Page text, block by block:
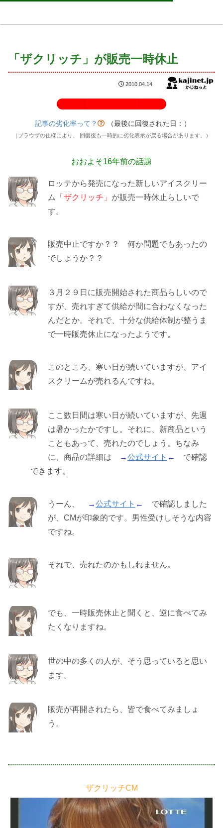
「ザクリッチ」が販売一時休止
2010.04.14
記事の劣化率って？ （最後に回復された日： ）
（ブラウザの仕様により、 回復後も一時的に劣化表示が戻る場合があります。）
おおよそ16年前の話題
ロッテから発売になった新しいアイスクリー
ム
「ザクリッチ」 が販売一時休止らしいで
す。
販売中止ですか？？ 何か問題でもあったの
でしょうか？？
３月２９日に販売開始された商品らしいので
すが、売れすぎて供給が間に合わなくなった
んだとか。それで、十分な供給体制が整うま
で一時販売休止になったようです。
このところ、寒い日が続いていますが、アイ
スクリームが売れるんですね。
ここ数日間は寒い日が続いていますが、先週
は暑かったかですし。それに、新商品という
こともあって、売れたのでしょう。ちなみ
に、商品の詳細は
→公式サイト ←
で確認
できます。
うーん、 →公式サイト ←
で確認しました
が、CMが印象的です。男性受けしそうな内容
ですね。
それで、売れたのかもしれません。
でも、一時販売休止と聞くと、逆に食べてみ
たくなりますね。
世の中の多くの人が、そう思っていると思い
ます。
販売が再開されたら、皆で食べてみましょ
う。
ザクリッチCM